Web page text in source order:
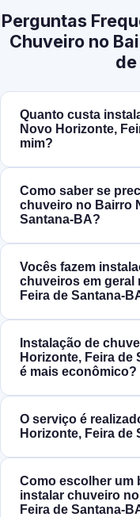
Perguntas
Chuveiro no
de
Quanto custa
Novo Horizonte,
mim?
Como saber se
chuveiro no Bairro
Santana‑BA?
Vocês fazem
chuveiros em geral
Feira de
Instalação de
Horizonte, Feira de
é mais econômico?
O serviço é
Horizonte, Feira de
Como escolher um
instalar chuveiro
Feira de